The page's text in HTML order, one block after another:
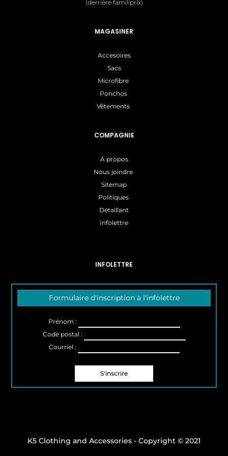
(derrière familiprix)
MAGASINER
Accesoires
Sacs
Microfibre
Ponchos
Vêtements
COMPAGNIE
À propos
Nous joindre
Sitemap
Politiques
Détaillant
Infolettre
INFOLETTRE
Formulaire d'inscription à l'infolettre
Prénom :
Code postal :
Courriel :
K5 Clothing and Accessories - Copyright © 2021